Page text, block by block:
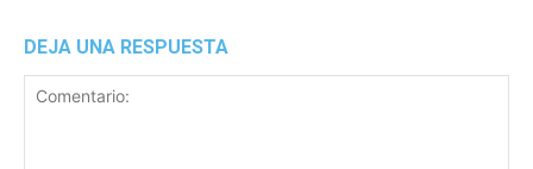
DEJA UNA RESPUESTA